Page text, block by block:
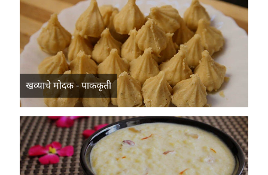
खव्याचे मोदक - पाककृती